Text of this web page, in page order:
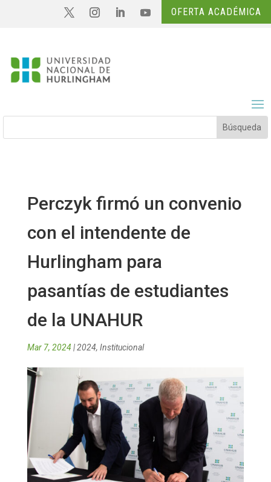
OFERTA ACADÉMICA
Perczyk firmó un convenio
con el intendente de
Hurlingham para
pasantías de estudiantes
de la UNAHUR
Mar 7, 2024|2024, Institucional